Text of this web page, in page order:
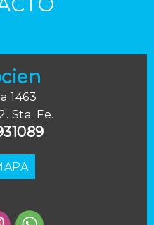
1463
Sta. Fe.